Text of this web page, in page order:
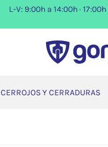
L-V: 9:00h a 14:00h ·
CERROJOS Y CERRADURAS